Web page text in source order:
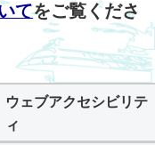
てをご覧くださ
ウェブアクセシビリテ
ィ